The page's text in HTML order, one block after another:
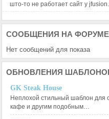
што-то не работает сайт у
СООБЩЕНИЯ НА ФОРУМЕ
Нет сообщений для показа
ОБНОВЛЕНИЯ
GK Steak House
Неплохой стильный шаблон для
кафе и другим подобным…